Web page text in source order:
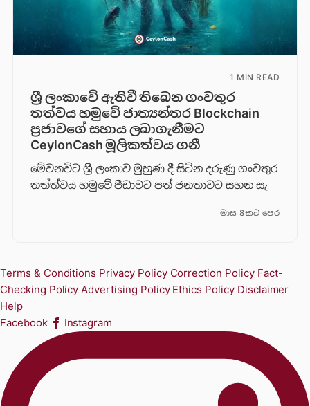
1 MIN READ
ශ්‍රී ලංකාවේ ඇතිවී තිබෙන ගංවතුර
තත්වය හමුවේ ජාත්‍යන්තර Blockchain
ප්‍රජාවගේ සහාය ලබාගැනීමට
CeylonCash මූලිකත්වය ග​නී
මේවනවිට ශ්‍රී ලංකාව මුහුණ දී සිටින දරුණු ගංවතුර
තත්ත්වය හමුවේ පීඩාවට පත් ජනතාවට සහන සැ
මාස 8කට පෙර
Terms & Conditions Privacy Policy Correction Policy Fact-
Checking Policy Advertising Policy Ethics Policy Disclaimer
Help
Facebook
Instagram